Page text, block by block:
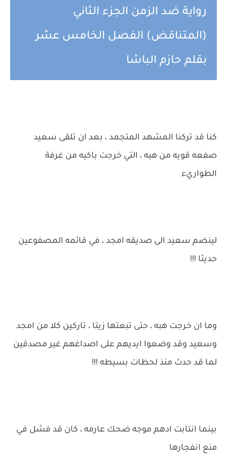
رواية ضد الزمن الجزء الثاني
(المتناقض) الفصل الخامس عشر
بقلم حازم الباشا
كنا قد تركنا المشهد المتجمد ، بعد ان تلقى سعيد
صفعه قويه من هبه ، التي خرجت باكيه من غرفة
الطواريء
لينضم سعيد الى صديقه امجد ، في قائمه المصفوعين
حديثا !!!
وما ان خرجت هبه ، حتى تبعتها زيتا ، تاركين كلا من امجد
وسعيد وقد وضعوا ايديهم على اصداغهم غير مصدقين
لما قد حدث منذ لحظات بسيطه !!!
بينما انتابت ادهم موجه ضحك عارمه ، كان قد فشل في
منع انفجارها